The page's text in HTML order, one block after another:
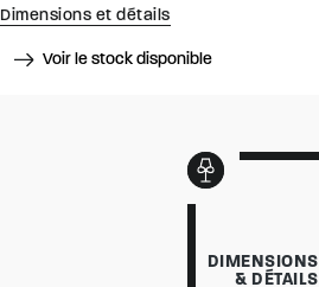
Dimensions et détails
Voir le stock disponible
DIMENSIONS
& DÉTAILS